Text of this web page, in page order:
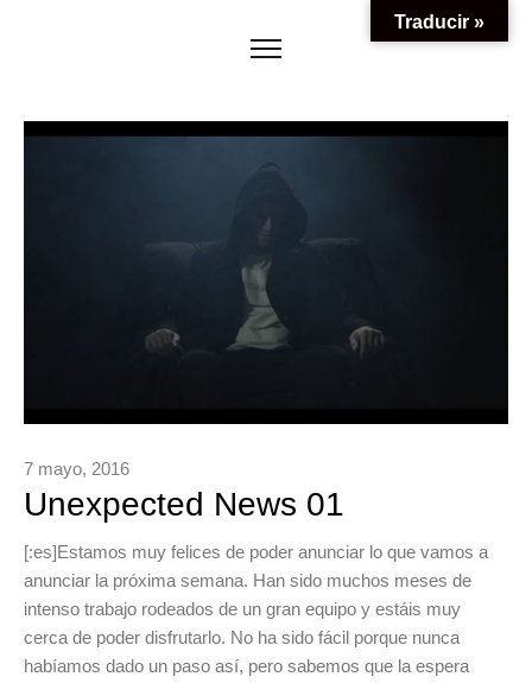
7 mayo, 2016
Unexpected News 01
[:es]Estamos muy felices de poder anunciar lo que vamos a
anunciar la próxima semana. Han sido muchos meses de
intenso trabajo rodeados de un gran equipo y estáis muy
cerca de poder disfrutarlo. No ha sido fácil porque nunca
habíamos dado un paso así, pero sabemos que la espera
Traducir »